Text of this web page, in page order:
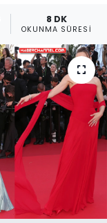
8 DK
OKUNMA SÜRESI